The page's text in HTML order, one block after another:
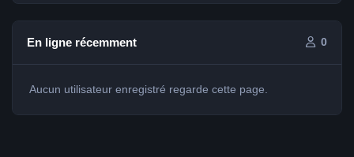
En ligne récemment 0
Aucun utilisateur enregistré regarde cette page.